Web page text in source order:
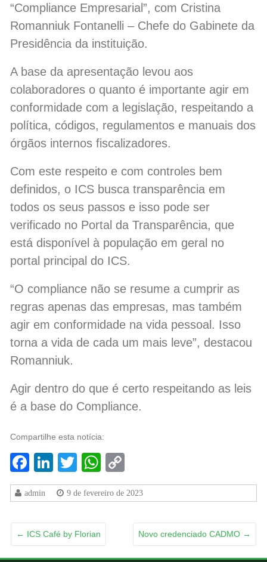
“Compliance Empresarial”, com Cristina
Romanniuk Fontanelli – Chefe do Gabinete da
Presidência da instituição.
A base da apresentação levou aos
colaboradores o quanto é importante agir em
conformidade com a legislação, respeitando a
política, códigos, regulamentos e manuais dos
órgãos internos fiscalizadores.
Com este respeito e com controles bem
definidos, o ICS busca transparência em
todos os seus passos e isso pode ser
verificado no Portal da Transparência, que
está disponível à população em geral no
portal principal do ICS.
“O compliance não se resume a cumprir as
regras apenas das empresas, mas também
agir em conformidade na vida pessoal. Isso
torna a vida de cada um mais leve”, destacou
Romanniuk.
Agir dentro do que é certo respeitando as leis
é a base do Compliance.
Compartilhe esta notícia:
Facebook
LinkedIn
TwitterWhatsApp
Link
admin 9 de fevereiro de 2023
← ICS Café by Florian Novo credenciado CADMO →